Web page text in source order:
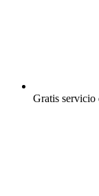
Gratis servicio